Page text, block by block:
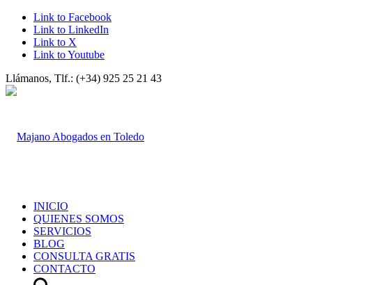
Link to Facebook
Link to LinkedIn
Link to X
Link to Youtube
Llámanos, Tlf.: (+34) 925 25 21 43
INICIO
QUIENES SOMOS
SERVICIOS
BLOG
CONSULTA GRATIS
CONTACTO